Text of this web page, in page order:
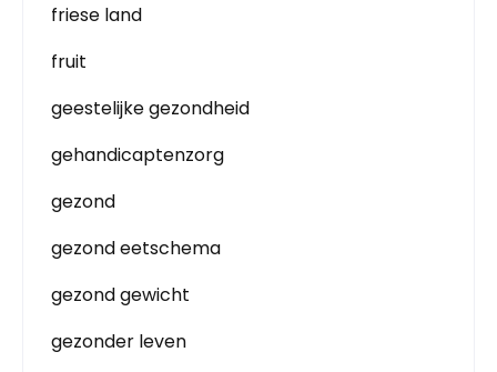
friese land
fruit
geestelijke gezondheid
gehandicaptenzorg
gezond
gezond eetschema
gezond gewicht
gezonder leven